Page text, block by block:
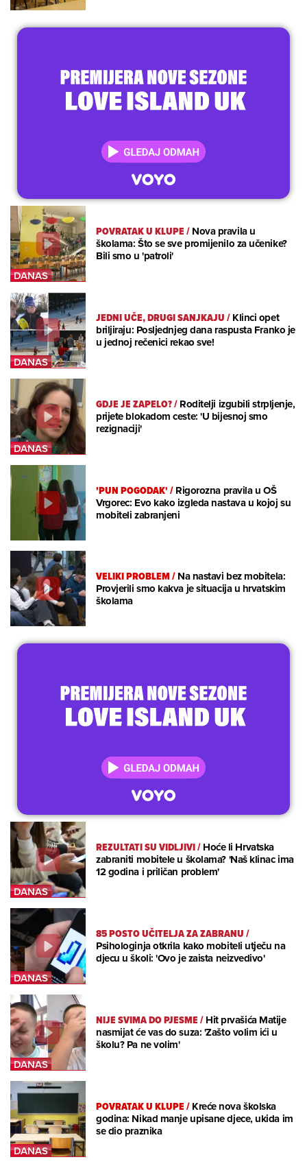
POVRATAK U KLUPE/Nova pravila u
školama: Što se sve promijenilo za učenike?
Bili smo u 'patroli'
JEDNI UČE, DRUGI SANJKAJU/Klinci opet
briljiraju: Posljednjeg dana raspusta Franko je
u jednoj rečenici rekao sve!
GDJE JE ZAPELO?/Roditelji izgubili strpljenje,
prijete blokadom ceste: 'U bijesnoj smo
rezignaciji'
'PUN POGODAK'/Rigorozna pravila u OŠ
Vrgorec: Evo kako izgleda nastava u kojoj su
mobiteli zabranjeni
VELIKI PROBLEM/Na nastavi bez mobitela:
Provjerili smo kakva je situacija u hrvatskim
školama
REZULTATI SU VIDLJIVI/Hoće li Hrvatska
zabraniti mobitele u školama? 'Naš klinac ima
12 godina i priličan problem'
85 POSTO UČITELJA ZA ZABRANU/
Psihologinja otkrila kako mobiteli utječu na
djecu u školi: 'Ovo je zaista neizvedivo'
NIJE SVIMA DO PJESME/Hit prvašića Matije
nasmijat će vas do suza: 'Zašto volim ići u
školu? Pa ne volim'
POVRATAK U KLUPE/Kreće nova školska
godina: Nikad manje upisane djece, ukida im
se dio praznika